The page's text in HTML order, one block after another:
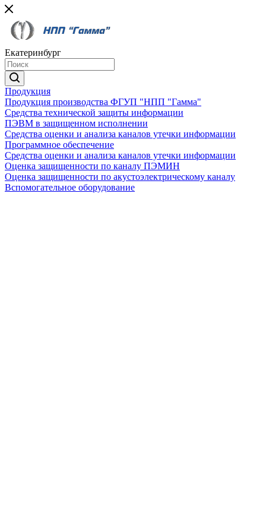
Екатеринбург
Продукция
Продукция производства ФГУП "НПП "Гамма"
Средства технической защиты информации
ПЭВМ в защищенном исполнении
Средства оценки и анализа каналов утечки информации
Программное обеспечение
Средства оценки и анализа каналов утечки информации
Оценка защищенности по каналу ПЭМИН
Оценка защищенности по акустоэлектрическому каналу
Вспомогательное оборудование